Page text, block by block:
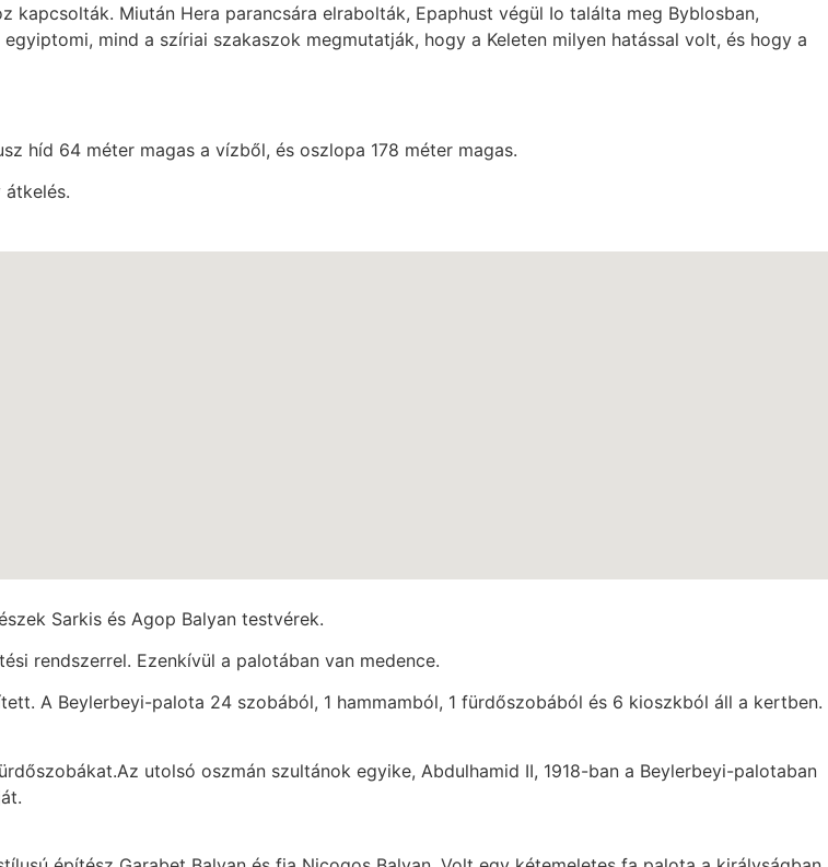
Miután Hera parancsára elrabolták, Epaphust végül Io találta meg Byblosban,
mind a szíriai szakaszok megmutatják, hogy a Keleten milyen hatással volt, és hogy a
híd 64 méter magas a vízből, és oszlopa 178 méter magas.
Sarkis és Agop Balyan testvérek.
rendszerrel. Ezenkívül a palotában van medence.
A Beylerbeyi-palota 24 szobából, 1 hammamból, 1 fürdőszobából és 6 kioszkból áll a kertben.
utolsó oszmán szultánok egyike, Abdulhamid II, 1918-ban a Beylerbeyi-palotaban